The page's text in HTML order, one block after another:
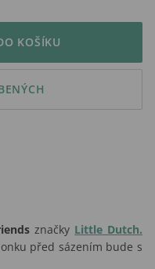
KOŠÍKU
značky Little Dutch.
před sázením bude s